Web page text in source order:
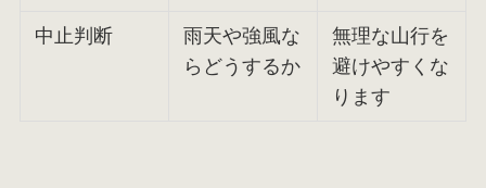
中止判断
雨天や強風な
らどうするか
無理な山行を
避けやすくな
ります